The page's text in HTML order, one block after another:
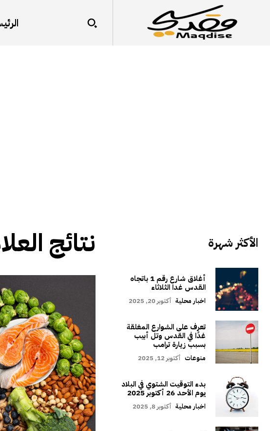
نتائج الأكثر شهرة
أغلاق شارع رقم 1 باتجاه
القدس غدا الثلاثاء
اخبار محلية أكتوبر 20, 2025
تعرف على الشوارع المغلقة
غدًا في القدس وتل أبيب
بسبب زيارة ترامب
منوعات أكتوبر 12, 2025
بدء التوقيت الشتوي في البلاد
يوم الأحد 26 أكتوبر 2025
اخبار محلية أكتوبر 8, 2025